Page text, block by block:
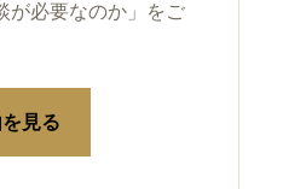
が必要なのか」をご
見る